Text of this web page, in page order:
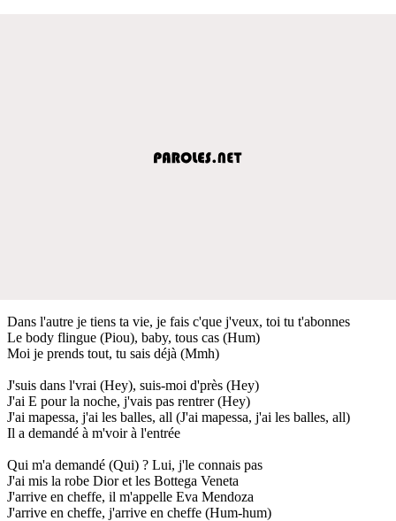
Dans l'autre je tiens ta vie, je fais c'que j'veux, toi tu t'abonnes
Le body flingue (Piou), baby, tous cas (Hum)
Moi je prends tout, tu sais déjà (Mmh)
J'suis dans l'vrai (Hey), suis-moi d'près (Hey)
J'ai E pour la noche, j'vais pas rentrer (Hey)
J'ai mapessa, j'ai les balles, all (J'ai mapessa, j'ai les balles, all)
Il a demandé à m'voir à l'entrée
Qui m'a demandé (Qui) ? Lui, j'le connais pas
J'ai mis la robe Dior et les Bottega Veneta
J'arrive en cheffe, il m'appelle Eva Mendoza
J'arrive en cheffe, j'arrive en cheffe (Hum-hum)